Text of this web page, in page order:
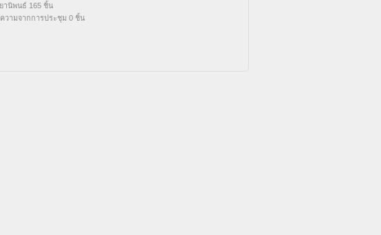
านิพนธ์ 165 ชิ้น
วามจากการประชุม 0 ชิ้น